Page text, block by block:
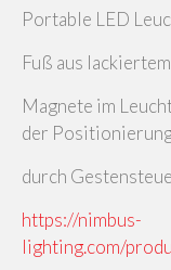
Portable LED
Fuß aus
Magnete im
der
durch
https://nimbus-
lighting.com/